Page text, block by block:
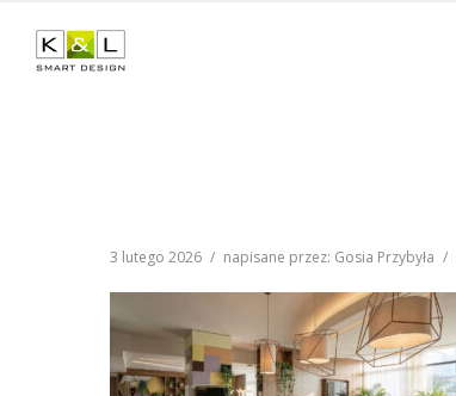
3 lutego 2026 / napisane przez: Gosia Przybyła /